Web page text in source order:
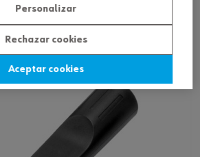
Loading...
Personalizar
Rechazar cookies
Aceptar cookies